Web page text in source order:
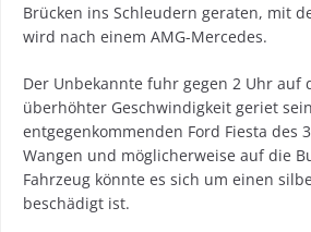
Brücken ins Schleudern geraten, mit
wird nach einem AMG-Mercedes.
Der Unbekannte fuhr gegen 2 Uhr auf
überhöhter Geschwindigkeit geriet
entgegenkommenden Ford Fiesta
Wangen und möglicherweise auf die
Fahrzeug könnte es sich um einen
beschädigt ist.